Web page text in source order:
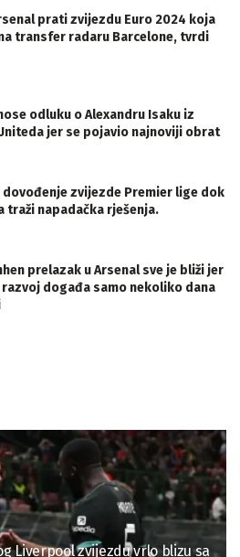
prati zvijezdu Euro 2024 koja
transfer radaru Barcelone, tvrdi
odluku o Alexandru Isaku iz
jer se pojavio najnoviji obrat
dovođenje zvijezde Premier lige dok
traži napadačka rješenja.
prelazak u Arsenal sve je bliži jer
događa samo nekoliko dana
Liverpool zvijezdu vrlo blizu sa